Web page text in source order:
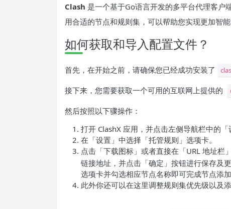
Clash 是一个基于Go语言开发的多平台代理客户
用合适的节点和规则集，可以帮助您实现更加智能
如何获取和导入配置文件？
首先，在开始之前，请确保您已经成功安装了
接下来，您需要获取一个可用的互联网上提供的
然后按照以下骤操作：
打开 ClashX 应用，并点击左侧导航栏中的「
在「设置」中选择「托管规则」选项卡。
点击「下载图标」或者直接在「URL 地址栏
链接地址，并点击「确定」按钮进行保存及
选项卡并勾选相应节点名称即可完成节点添加
此外你还可以在这里调整规则集优先级以及